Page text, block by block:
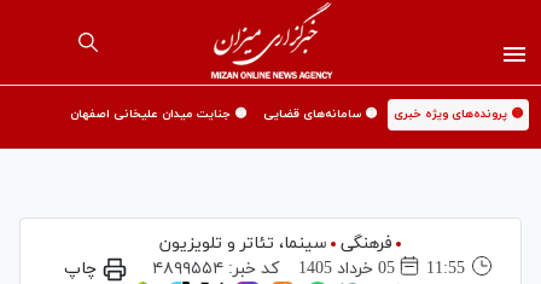
🟡 پرونده‌های ویژه خبری 🟡 سامانه‌های قضایی 🟡 جنایت میدان علیخانی اصفهان
فرهنگی
سینما،‌ تئاتر و تلویزیون
11:55
05 خرداد 1405 کد خبر: ۴۸۹۹۵۵۴ چاپ